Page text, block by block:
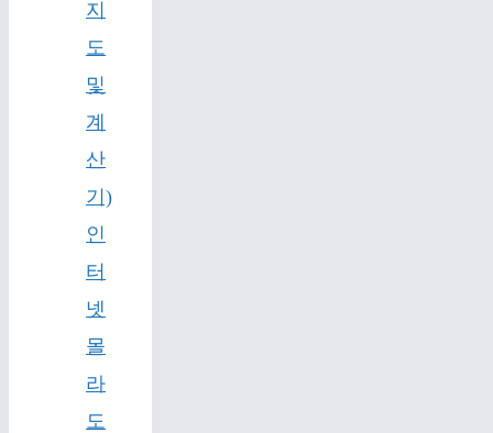
지
도
및
계
산
기)
인
터
넷
몰
라
도